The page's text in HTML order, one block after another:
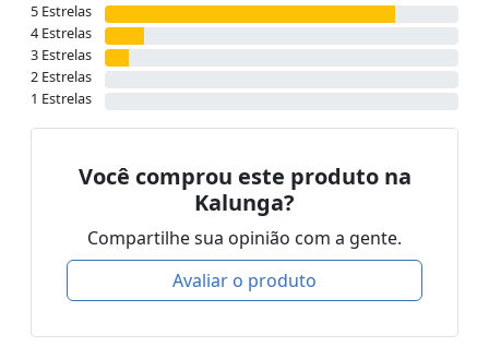
5 Estrelas
4 Estrelas
3 Estrelas
2 Estrelas
1 Estrelas
Você comprou este produto na
Kalunga?
Compartilhe sua opinião com a gente.
Avaliar o produto